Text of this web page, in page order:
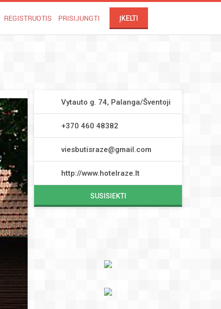
REGISTRUOTIS PRISIJUNGTI ĮKELTI
Vytauto g. 74, Palanga/Šventoji
+370 460 48382
viesbutisraze@gmail.com
http://www.hotelraze.lt
SUSISIEKTI